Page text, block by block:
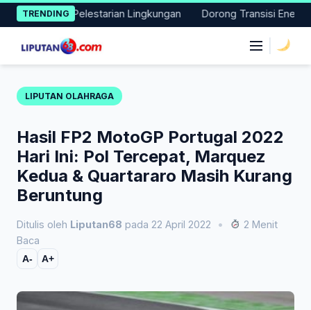
Skip
to
content
TRENDING
Nyata Pelestarian Lingkungan Dorong Transisi Energi di
LIPUTAN OLAHRAGA
Hasil FP2 MotoGP Portugal 2022
Hari Ini: Pol Tercepat, Marquez
Kedua & Quartararo Masih Kurang
Beruntung
Ditulis oleh Liputan68 pada 22 April 2022 •
2 Menit
Baca
A- A+